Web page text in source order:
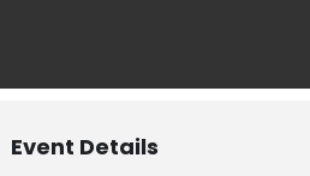
Event Details